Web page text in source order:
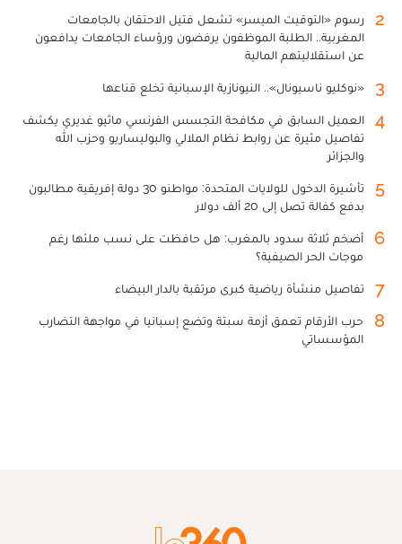
2
رسوم «التوقيت الميسر» تشعل فتيل الاحتقان بالجامعات
المغربية.. الطلبة الموظفون يرفضون ورؤساء الجامعات يدافعون
عن استقلاليتهم المالية
3 «نوكليو ناسيونال».. النيونازية الإسبانية تخلع قناعها
4
العميل السابق في مكافحة التجسس الفرنسي ماثيو غديري يكشف
تفاصيل مثيرة عن روابط نظام الملالي والبوليساريو وحزب الله
والجزائر
5
تأشيرة الدخول للولايات المتحدة: مواطنو 30 دولة إفريقية مطالبون
بدفع كفالة تصل إلى 20 ألف دولار
6
أضخم ثلاثة سدود بالمغرب: هل حافظت على نسب ملئها رغم
موجات الحر الصيفية؟
7 تفاصيل منشأة رياضية كبرى مرتقبة بالدار البيضاء
8
حرب الأرقام تعمق أزمة سبتة وتضع إسبانيا في مواجهة التضارب
المؤسساتي